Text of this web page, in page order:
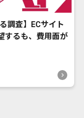
調査】ECサイト
するも、費用面が